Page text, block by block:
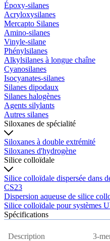
Époxy-silanes
Acryloxysilanes
Mercapto Silanes
Amino-silanes
Vinyle-silane
Phénylsilanes
Alkylsilanes à longue chaîne
Cyanosilanes
Isocyanates-silanes
Silanes dipodaux
Silanes halogènes
Agents silylants
Autres silanes
Siloxanes de spécialité
Siloxanes à double extrémité
Siloxanes d'hydrogène
Silice colloïdale
Silice colloïdale dispersée dans
CS23
Dispersion aqueuse de silice
Silice colloïdale pour systèmes
Spécifications
Description 3-